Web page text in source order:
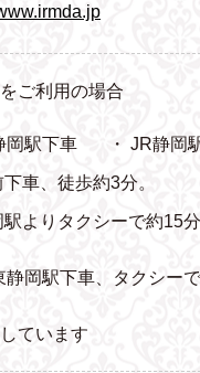
ご利用の場合
駅下車 ・ JR静岡
車、 徒歩約3分。
駅よりタクシーで約15分
岡駅下車、タクシー
ています